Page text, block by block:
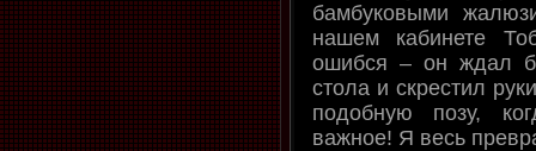
бамбуковыми
нашем кабинете
ошибся – он ждал
стола и скрестил
подобную позу,
важное! Я весь